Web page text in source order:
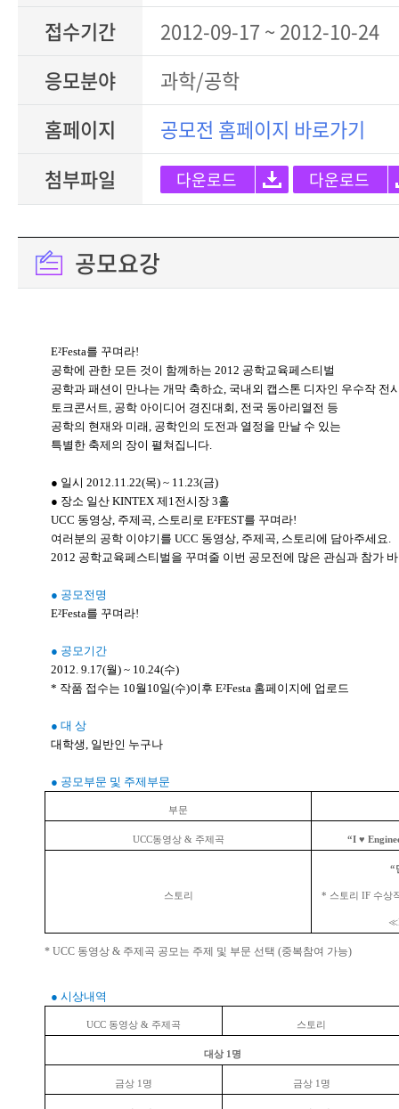
접수기간
2012-09-17 ~ 2012-10-24
응모분야
과학/공학
홈페이지
공모전 홈페이지 바로가기
첨부파일
다운로드 다운로드
공모요강
E²Festa를 꾸며라!
공학에 관한 모든 것이 함께하는 2012 공학교육페스티벌
공학과 패션이 만나는 개막 축하쇼, 국내외 캡스톤 디자인 우수작 전
토크콘서트, 공학 아이디어 경진대회, 전국 동아리열전 등
공학의 현재와 미래, 공학인의 도전과 열정을 만날 수 있는
특별한 축제의 장이 펼쳐집니다.
● 일시 2012.11.22(목) ~ 11.23(금)
● 장소 일산 KINTEX 제1전시장 3홀
UCC 동영상, 주제곡, 스토리로 E²FEST를 꾸며라!
여러분의 공학 이야기를 UCC 동영상, 주제곡, 스토리에 담아주세요.
2012 공학교육페스티벌을 꾸며줄 이번 공모전에 많은 관심과 참가
● 공모전명
E²Festa를 꾸며라!
● 공모기간
2012. 9.17(월) ~ 10.24(수)
* 작품 접수는 10월10일(수)이후 E²Festa 홈페이지에 업로드
● 대 상
대학생, 일반인 누구나
● 공모부문 및 주제부문
부문
UCC동영상 & 주제곡 “I ♥
스토리
“
* 스토리 IF 수상
* UCC 동영상 & 주제곡 공모는 주제 및 부문 선택 (중복참여 가능)
● 시상내역
UCC 동영상 & 주제곡 스토리
대상 1명
금상 1명 금상 1명